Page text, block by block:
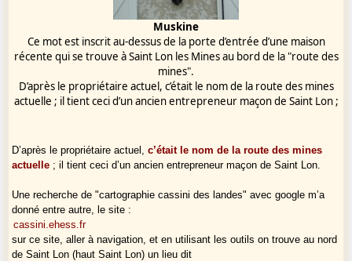
Muskine
Ce mot est inscrit au-dessus de la porte d’entrée d’une maison
récente qui se trouve à Saint Lon les Mines au bord de la "route des
mines".
D’après le propriétaire actuel, c’était le nom de la route des mines
actuelle ; il tient ceci d’un ancien entrepreneur maçon de Saint Lon ;
D’après le propriétaire actuel,c’était le nom de la route des mines
actuelle ; il tient ceci d’un ancien entrepreneur maçon de Saint Lon.
Une recherche de "cartographie cassini des landes" avec google m’a
donné entre autre, le site :
cassini.ehess.fr
sur ce site, aller à navigation, et en utilisant les outils on trouve au nord
de Saint Lon (haut Saint Lon) un lieu dit